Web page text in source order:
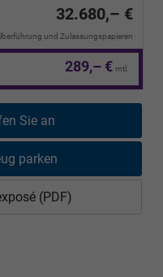
32.680,– €
und Zulassungspapieren
289,– € mtl.
Sie an
parken
(PDF)